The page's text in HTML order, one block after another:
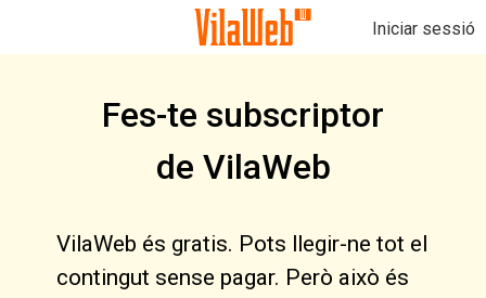
Iniciar sessió
Fes-te subscriptor
de VilaWeb
VilaWeb és gratis. Pots llegir-ne tot el
contingut sense pagar. Però això és